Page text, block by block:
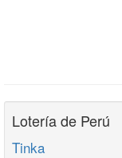
Lotería de Perú
Tinka